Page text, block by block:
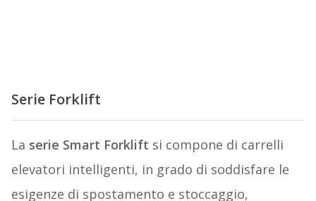
Serie Forklift
La serie Smart Forklift si compone di carrelli
elevatori intelligenti, in grado di soddisfare le
esigenze di spostamento e stoccaggio,